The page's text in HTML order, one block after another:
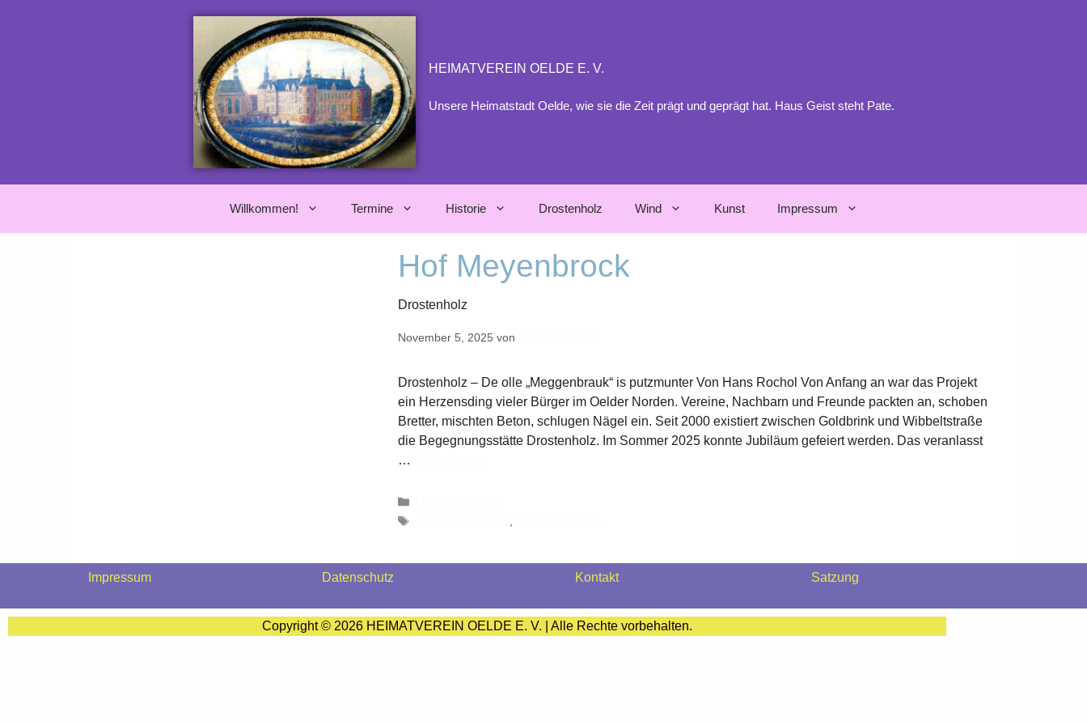
HEIMATVEREIN OELDE E. V.
Unsere Heimatstadt Oelde, wie sie die Zeit prägt und geprägt hat. Haus Geist steht Pate.
Willkommen! Termine Historie Drostenholz Wind Kunst Impressum
Hof Meyenbrock
Drostenholz
November 5, 2025 von
Drostenholz – De olle „Meggenbrauk“ is putzmunter Von Hans Rochol Von Anfang an war das Projekt
ein Herzensding vieler Bürger im Oelder Norden. Vereine, Nachbarn und Freunde packten an, schoben
Bretter, mischten Beton, schlugen Nägel ein. Seit 2000 existiert zwischen Goldbrink und Wibbeltstraße
die Begegnungsstätte Drostenholz. Im Sommer 2025 konnte Jubiläum gefeiert werden. Das veranlasst
…
Impressum Datenschutz Kontakt Satzung
Copyright © 2026 HEIMATVEREIN OELDE E. V. | Alle Rechte vorbehalten.